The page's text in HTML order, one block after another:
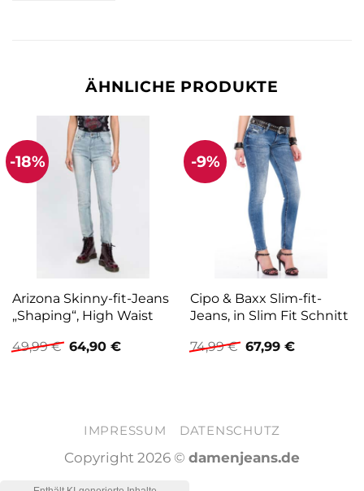
ÄHNLICHE PRODUKTE
-18%
Arizona Skinny-fit-Jeans
„Shaping“, High Waist
49,99€ Ursprünglicher
Preis
64,90 €Aktueller
-9%
Cipo & Baxx Slim-fit-
Jeans, in Slim Fit Schnitt
74,99€ Ursprünglicher
Preis
67,99 €Aktueller
IMPRESSUM DATENSCHUTZ
Copyright 2026 © damenjeans.de